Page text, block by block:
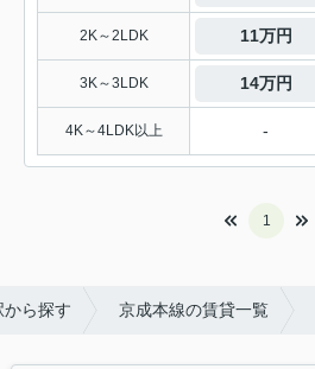
2K～2LDK 11万円
3K～3LDK 14万円
4K～4LDK以上 -
1
ら探す 京成本線の賃貸一覧